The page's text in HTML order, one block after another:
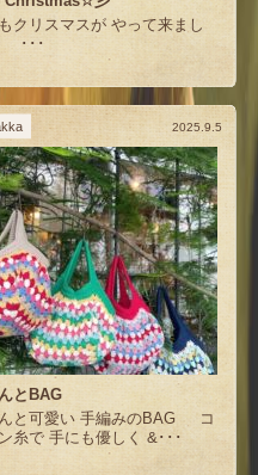
クリスマスが やって来まし
･･
2025.9.5
とBAG
と可愛い 手編みのBAG コ
糸で 手にも優しく &･･･